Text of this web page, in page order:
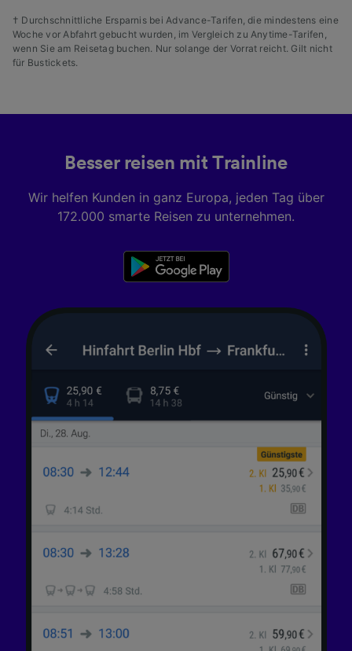
† Durchschnittliche Ersparnis bei Advance-Tarifen, die mindestens eine
Woche vor Abfahrt gebucht wurden, im Vergleich zu Anytime-Tarifen,
wenn Sie am Reisetag buchen. Nur solange der Vorrat reicht. Gilt nicht
für Bustickets.
Besser reisen mit Trainline
Wir helfen Kunden in ganz Europa, jeden Tag über
172.000 smarte Reisen zu unternehmen.